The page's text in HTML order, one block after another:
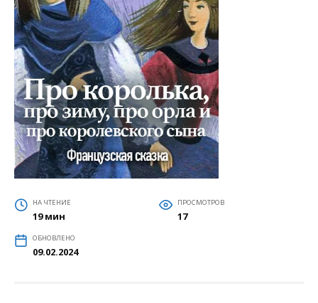
НА ЧТЕНИЕ
19 мин
ПРОСМОТРОВ
17
ОБНОВЛЕНО
09.02.2024